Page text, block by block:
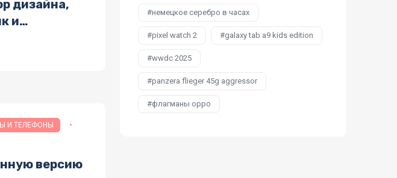
дизайна,
и
И ТЕЛЕФОНЫ
версию
немецкое серебро в часах
pixel watch 2 galaxy tab a9 kids edition
wwdc 2025
panzera flieger 45g aggressor
флагманы oppo